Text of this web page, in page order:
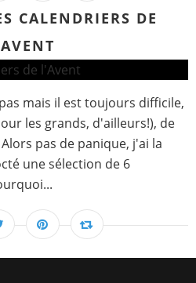
CALENDRIERS DE
mais il est toujours difficile,
les grands, d'ailleurs!), de
pas de panique, j'ai la
une sélection de 6